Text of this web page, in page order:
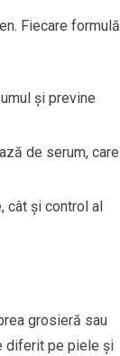
Fiecare formulă
și previne
de serum, care
cât și control al
grosieră sau
diferit pe piele și